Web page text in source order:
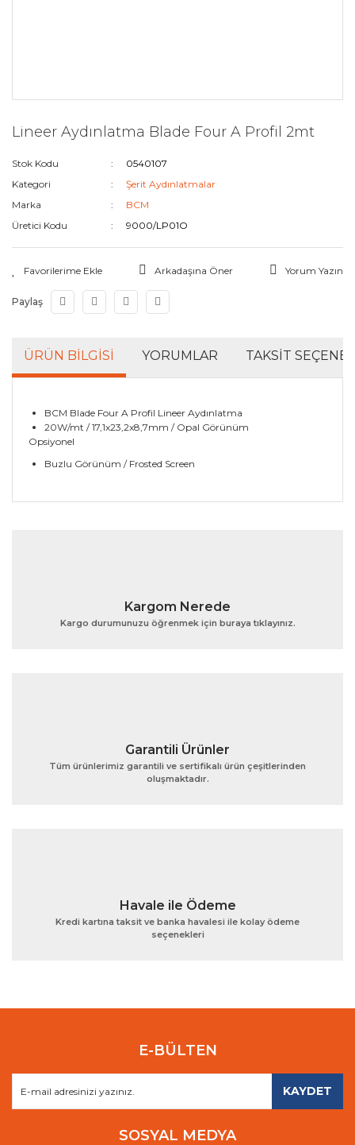
Lineer Aydınlatma Blade Four A Profil 2mt
Stok Kodu
0540107
Kategori
Şerit Aydınlatmalar
Marka
BCM
Üretici Kodu
9000/LP01O
Arkadaşına Öner Yorum Yazın
Paylaş
ÜRÜN BILGISI YORUMLAR TAKSIT
BCM Blade Four A Profil Lineer Aydınlatma
20W/mt / 17,1x23,2x8,7mm / Opal Görünüm
Opsiyonel
Buzlu Görünüm / Frosted Screen
Bu ürünün fiyat bilgisi, resim, ürün açıklamalarında ve
Ürün açıklamasında eksik bilgiler bulunuyor.
Gönder
Kargom Nerede
Kargo durumunuzu öğrenmek için buraya tıklayınız.
Garantili Ürünler
Tüm ürünlerimiz garantili ve sertifikalı ürün çeşitlerinden
oluşmaktadır.
Havale ile Ödeme
Kredi kartına taksit ve banka havalesi ile kolay ödeme
seçenekleri
E-BÜLTEN
KAYDET
SOSYAL MEDYA